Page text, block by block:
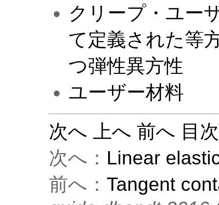
クリープ・ユー
て定義された等
つ弾性異方性
ユーザー材料
次へ
上へ 前へ 目
次へ： Linear
前へ： Tangent